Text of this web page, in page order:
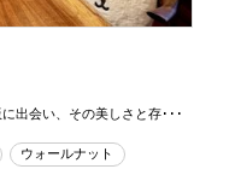
出会い、その美しさと存･･･
ウォールナット